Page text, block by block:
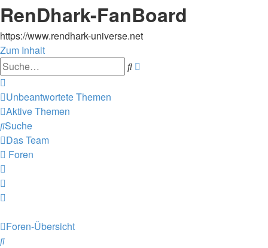
RenDhark-FanBoard
https://www.rendhark-universe.net
Zum Inhalt
Suche
Unbeantwortete Themen
Aktive Themen
Suche
Das Team
Foren
Foren-Übersicht
Suche